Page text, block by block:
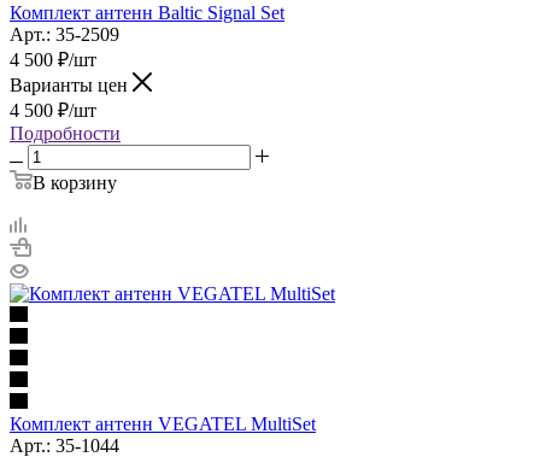
Комплект антенн Baltic Signal Set
Арт.: 35-2509
4 500 ₽/шт
Варианты цен
4 500 ₽/шт
Подробности
В корзину
Комплект антенн VEGATEL MultiSet
Арт.: 35-1044